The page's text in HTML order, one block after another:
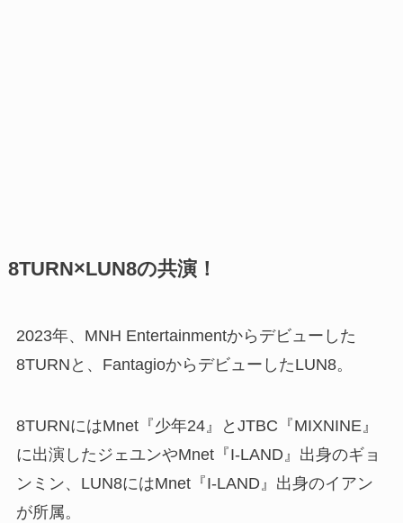
8TURN×LUN8の共演！
2023年、MNH Entertainmentからデビューした
8TURNと、FantagioからデビューしたLUN8。
8TURNにはMnet『少年24』とJTBC『MIXNINE』
に出演したジェユンやMnet『I-LAND』出身のギョ
ンミン、LUN8にはMnet『I-LAND』出身のイアン
が所属。